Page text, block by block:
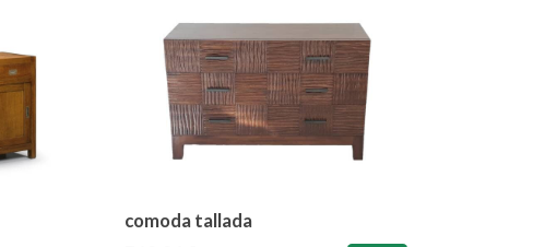
comoda tallada